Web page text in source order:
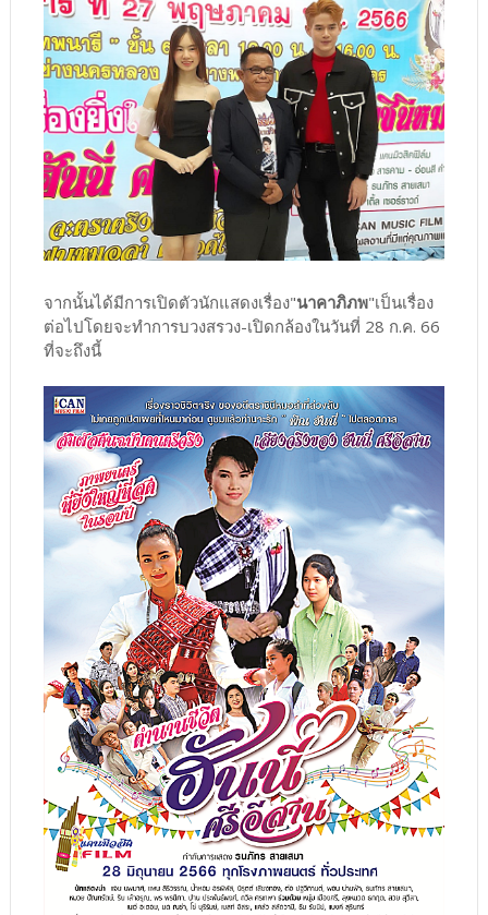
จากนั้นได้มีการเปิดตัวนักแสดงเรื่อง"นาคาภิภพ"เป็นเรื่อง
ต่อไปโดยจะทำการบวงสรวง-เปิดกล้องในวันที่ 28 ก.ค. 66
ที่จะถึงนี้